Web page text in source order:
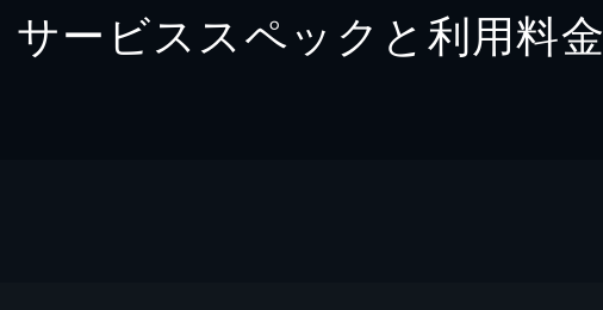
サービススペックと利用料金